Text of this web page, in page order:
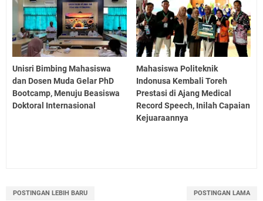
Unisri Bimbing Mahasiswa
dan Dosen Muda Gelar PhD
Bootcamp, Menuju Beasiswa
Doktoral Internasional
Mahasiswa Politeknik
Indonusa Kembali Toreh
Prestasi di Ajang Medical
Record Speech, Inilah Capaian
Kejuaraannya
POSTINGAN LEBIH BARU POSTINGAN LAMA